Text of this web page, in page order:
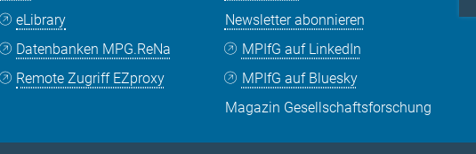
eLibrary
Datenbanken MPG.ReNa
Remote Zugriff EZproxy
Newsletter abonnieren
MPIfG auf LinkedIn
MPIfG auf Bluesky
Magazin Gesellschaftsforschung